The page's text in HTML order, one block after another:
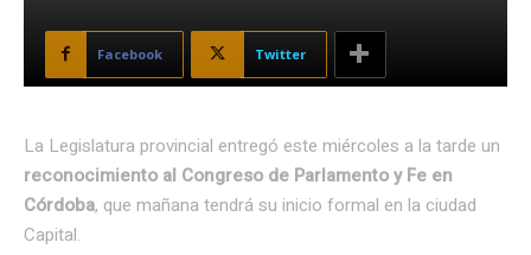
Facebook Twitter
La Legislatura provincial entregó este miércoles a la tarde un
reconocimiento al Congreso de Parlamento y Fe en
Córdoba, que mañana tendrá su inicio formal en la ciudad
Capital.